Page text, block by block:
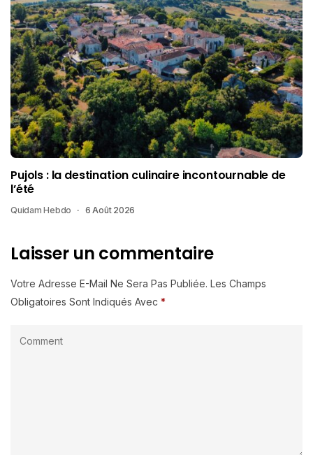
Pujols : la destination culinaire incontournable de
l’été
Quidam Hebdo 6 Août 2026
Laisser un commentaire
Votre Adresse E-Mail Ne Sera Pas Publiée. Les Champs
Obligatoires Sont Indiqués Avec *